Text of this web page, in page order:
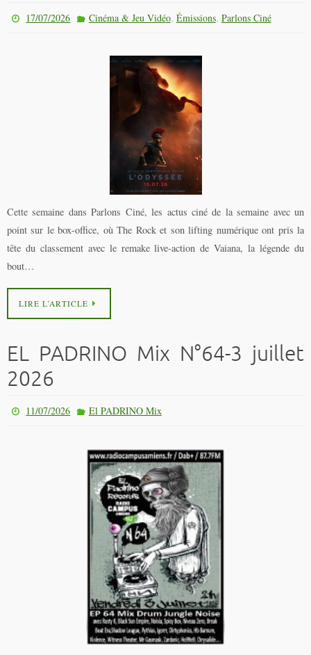
17/07/2026 Cinéma & Jeu Vidéo, Émissions, Parlons Ciné
Cette semaine dans Parlons Ciné, les actus ciné de la semaine avec un
point sur le box-office, où The Rock et son lifting numérique ont pris la
tête du classement avec le remake live-action de Vaiana, la légende du
bout…
LIRE L’ARTICLE
EL PADRINO Mix N°64-3 juillet
2026
11/07/2026 El PADRINO Mix